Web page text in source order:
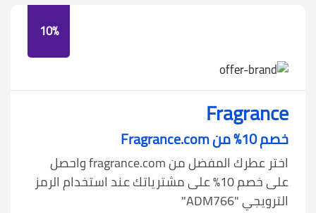
10%
Fragrance
خصم 10٪ من Fragrance.com
اختر عطرك المفضل من fragrance.com واحصل
على خصم 10٪ على مشترياتك عند استخدام الرمز
الترويجي "ADM766"